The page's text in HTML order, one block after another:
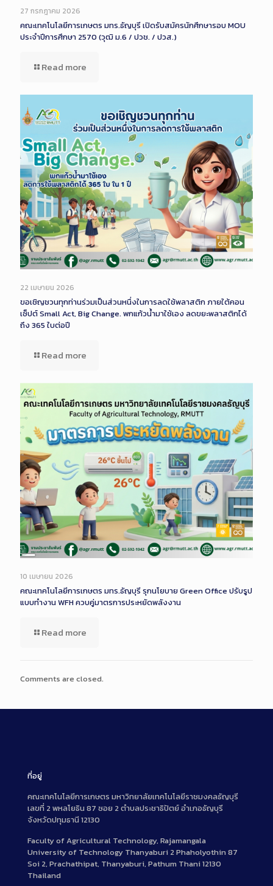
Description
27 กรกฎาคม 2026
คณะเทคโนโลยีการเกษตร มทร.ธัญบุรี เปิดรับสมัครนักศึกษารอบ MOU
ประจำปีการศึกษา 2570 (วุฒิ ม.6 / ปวช. / ปวส.)
Read more
22 เมษายน 2026
ขอเชิญชวนทุกท่านร่วมเป็นส่วนหนึ่งในการลดใช้พลาสติก ภายใต้คอน
เซ็ปต์ Small Act, Big Change. พกแก้วน้ำมาใช้เอง ลดขยะพลาสติกได้
ถึง 365 ใบต่อปี
Read more
Long
Description
10 เมษายน 2026
คณะเทคโนโลยีการเกษตร มทร.ธัญบุรี รุกนโยบาย Green Office ปรับรูป
แบบทำงาน WFH ควบคู่มาตรการประหยัดพลังงาน
Read more
Comments are closed.
ที่อยู่
คณะเทคโนโลยีการเกษตร มหาวิทยาลัยเทคโนโลยีราชมงคลธัญบุรี
เลขที่ 2 พหลโยธิน 87 ซอย 2 ตำบลประชาธิปัตย์ อำเภอธัญบุรี
จังหวัดปทุมธานี 12130
Faculty of Agricultural Technology, Rajamangala
University of Technology Thanyaburi 2 Phaholyothin 87
Soi 2, Prachathipat, Thanyaburi, Pathum Thani 12130
Thailand